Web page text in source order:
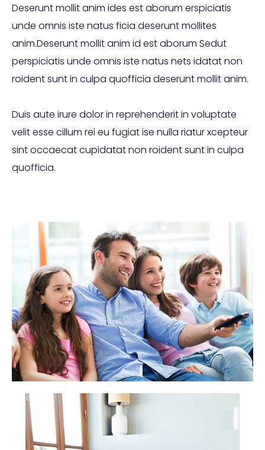
Deserunt mollit anim ides est aborum erspiciatis
unde omnis iste natus ficia deserunt mollites
anim.Deserunt mollit anim id est aborum Sedut
perspiciatis unde omnis iste natus nets idatat non
roident sunt in culpa quofficia deserunt mollit anim.
Duis aute irure dolor in reprehenderit in voluptate
velit esse cillum rei eu fugiat ise nulla riatur xcepteur
sint occaecat cupidatat non roident sunt in culpa
quofficia.